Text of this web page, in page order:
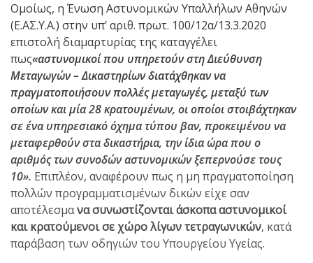
Ομοίως, η Ένωση Αστυνομικών Υπαλλήλων Αθηνών
(Ε.ΑΣ.Υ.Α.) στην υπ’ αριθ. πρωτ. 100/12α/13.3.2020
επιστολή διαμαρτυρίας της καταγγέλει
πως«αστυνομικοί που υπηρετούν στη Διεύθυνση
Μεταγωγών – Δικαστηρίων διατάχθηκαν να
πραγματοποιήσουν πολλές μεταγωγές, μεταξύ των
οποίων και μία 28 κρατουμένων, οι οποίοι στοιβάχτηκαν
σε ένα υπηρεσιακό όχημα τύπου βαν, προκειμένου να
μεταφερθούν στα δικαστήρια, την ίδια ώρα που ο
αριθμός των συνοδών αστυνομικών ξεπερνούσε τους
10». Επιπλέον, αναφέρουν πως η μη πραγματοποίηση
πολλών προγραμματισμένων δικών είχε σαν
αποτέλεσμανα συνωστίζονται άσκοπα αστυνομικοί
και κρατούμενοι σε χώρο λίγων τετραγωνικών, κατά
παράβαση των οδηγιών του Υπουργείου Υγείας.